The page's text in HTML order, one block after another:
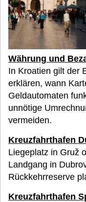
Währung und
In Kroatien gilt der
erklären, wann
Geldautomaten
unnötige
vermeiden.
Kreuzfahrthafen
Liegeplatz in Gruž
Landgang in
Rückkehrreserve
Kreuzfahrthafen